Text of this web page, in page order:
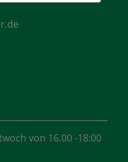
von 16.00 -18:00